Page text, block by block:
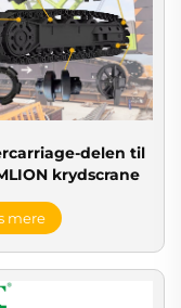
delen til
krydscrane
mere